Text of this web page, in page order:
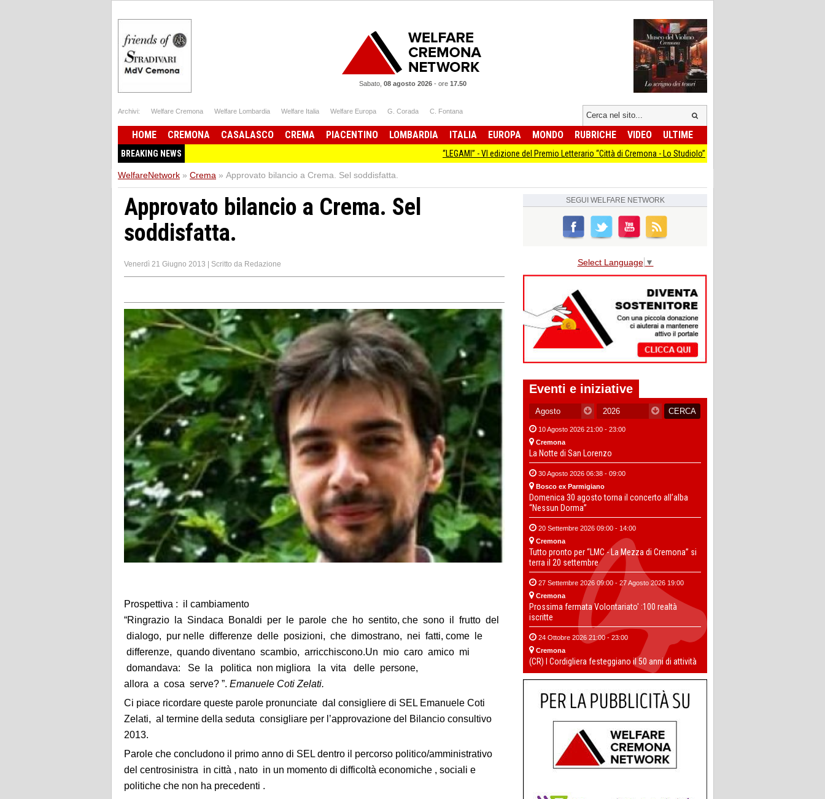
Sabato, 08 agosto 2026- ore 17.50
Archivi: Welfare Cremona Welfare Lombardia Welfare Italia Welfare Europa G. Corada C. Fontana
HOME CREMONA CASALASCO CREMA PIACENTINO LOMBARDIA ITALIA EUROPA MONDO RUBRICHE VIDEO ULTIME
BREAKING NEWS “LEGAMI” - VI edizione del Premio Letterario “Città di Cremona - Lo Studiolo” Conclusi i lavori alla rotatoria di via
WelfareNetwork » Crema » Approvato bilancio a Crema. Sel soddisfatta.
Approvato bilancio a Crema. Sel
soddisfatta.
Venerdì 21 Giugno 2013 | Scritto da Redazione
Prospettiva : il cambiamento
“Ringrazio la Sindaca Bonaldi per le parole che ho sentito, che sono il frutto del
dialogo, pur nelle differenze delle posizioni, che dimostrano, nei fatti, come le
differenze, quando diventano scambio, arricchiscono.Un mio caro amico mi
domandava: Se la politica non migliora la vita delle persone,
allora a cosa serve? ”. Emanuele Coti Zelati.
Ci piace ricordare queste parole pronunciate dal consigliere di SEL Emanuele Coti
Zelati, al termine della seduta consigliare per l’approvazione del Bilancio consultivo
2013.
Parole che concludono il primo anno di SEL dentro il percorso politico/amministrativo
del centrosinistra in città , nato in un momento di difficoltà economiche , sociali e
politiche che non ha precedenti .
SEGUI WELFARE NETWORK
Select Language ▼
Eventi e iniziative
10 Agosto 2026 21:00 - 23:00
Cremona
La Notte di San Lorenzo
30 Agosto 2026 06:38 - 09:00
Bosco ex Parmigiano
Domenica 30 agosto torna il concerto all’alba
“Nessun Dorma”
20 Settembre 2026 09:00 - 14:00
Cremona
Tutto pronto per “LMC - La Mezza di Cremona” si
terra il 20 settembre
27 Settembre 2026 09:00 - 27 Agosto 2026 19:00
Cremona
Prossima fermata Volontariato' :100 realtà
iscritte
24 Ottobre 2026 21:00 - 23:00
Cremona
(CR) I Cordigliera festeggiano il 50 anni di attività